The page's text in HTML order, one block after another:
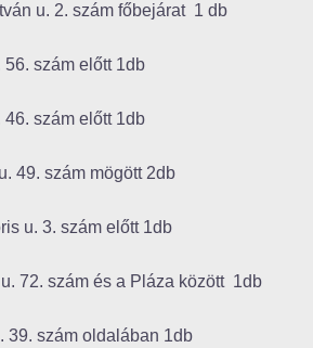
u. 2. szám főbejárat 1 db
szám előtt 1db
szám előtt 1db
49. szám mögött 2db
u. 3. szám előtt 1db
72. szám és a Pláza között 1db
39. szám oldalában 1db